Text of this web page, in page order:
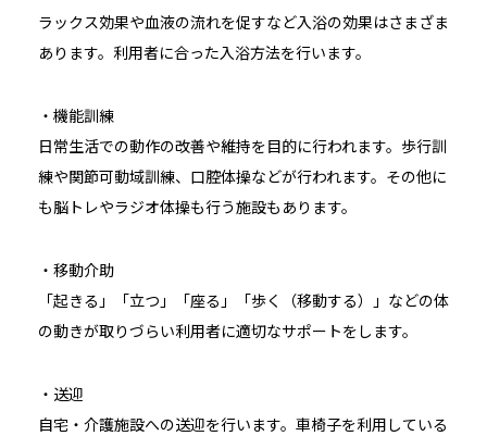
ラックス効果や血液の流れを促すなど入浴の効果はさまざま
あります。利用者に合った入浴方法を行います。
・機能訓練
日常生活での動作の改善や維持を目的に行われます。歩行訓
練や関節可動域訓練、口腔体操などが行われます。その他に
も脳トレやラジオ体操も行う施設もあります。
・移動介助
「起きる」「立つ」「座る」「歩く（移動する）」などの体
の動きが取りづらい利用者に適切なサポートをします。
・送迎
自宅・介護施設への送迎を行います。車椅子を利用している